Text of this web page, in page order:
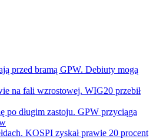
przed bramą GPW. Debiuty mogą
na fali wzrostowej. WIG20 przebił
po długim zastoju. GPW przyciąga
KOSPI zyskał prawie 20 procent